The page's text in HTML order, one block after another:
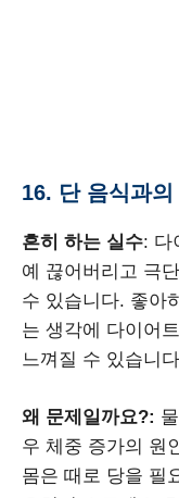
16. 단 음식과
흔히 하는 실수: 다
예 끊어버리고 극
수 있습니다. 좋아
는 생각에 다이어
느껴질 수 있습니
왜 문제일까요?:
우 체중 증가의 원
몸은 때로 당을 필